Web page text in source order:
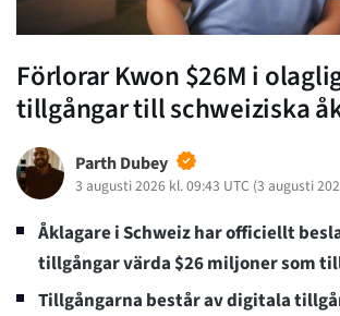
Förlorar Kwon $26M i
tillgångar till schweiziska
Parth Dubey
3 augusti 2026 kl. 09:43 UTC (3 augusti
Åklagare i Schweiz har officiellt
tillgångar värda $26 miljoner som
Tillgångarna består av digitala